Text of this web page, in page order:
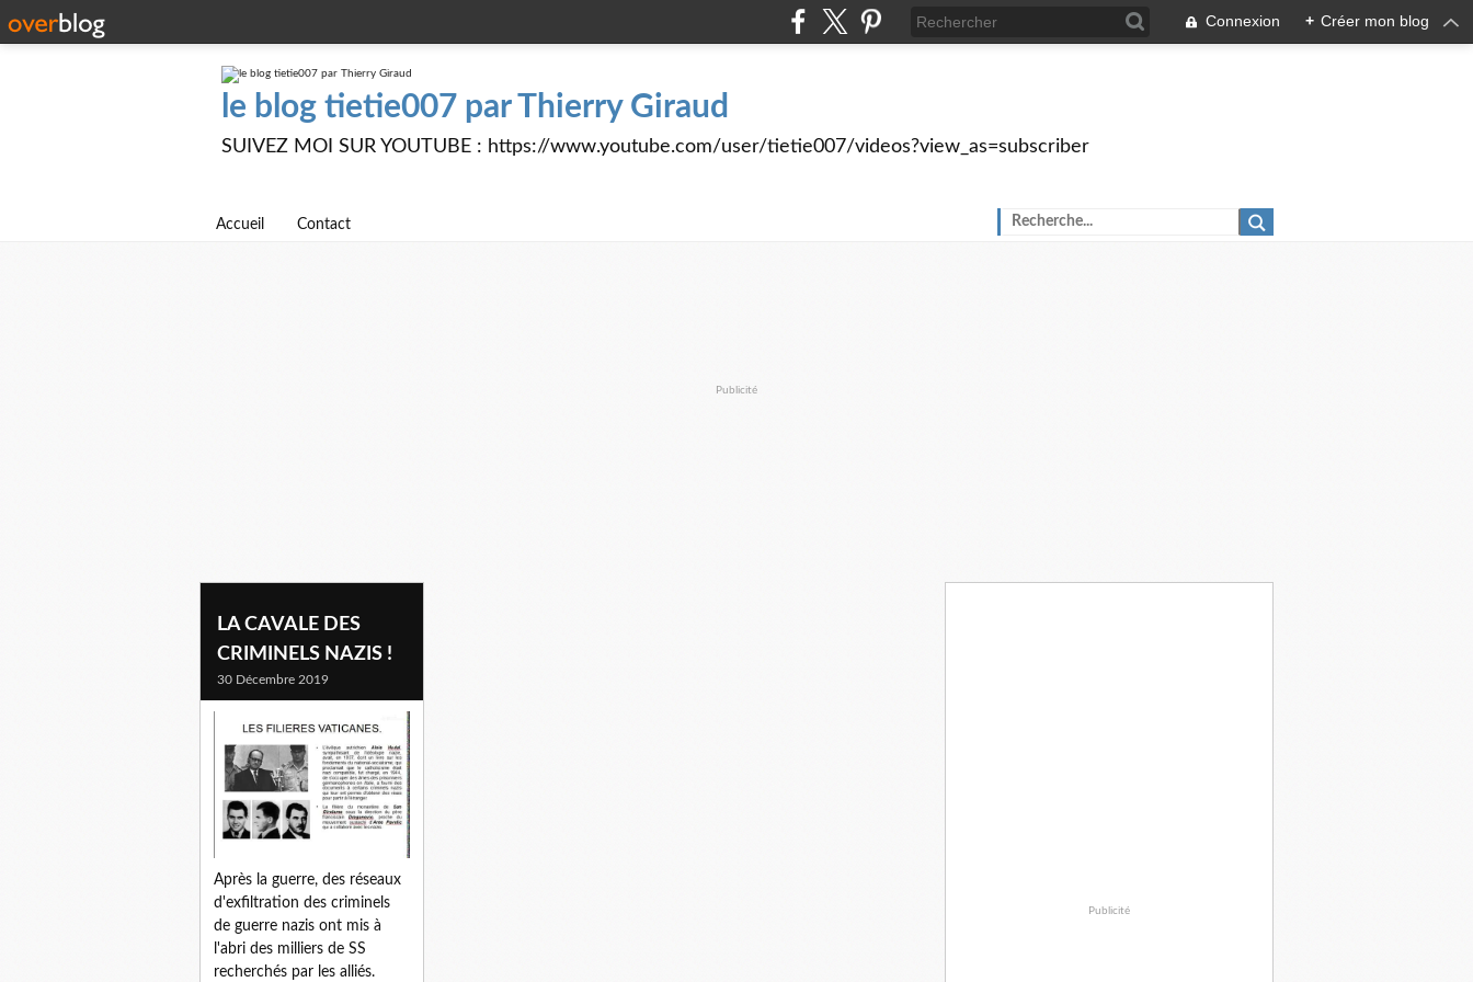
Connexion + Créer mon blog
le blog tietie007 par Thierry Giraud
SUIVEZ MOI SUR YOUTUBE : https://www.youtube.com/user/tietie007/videos?view_as=subscriber
Accueil Contact
Publicité
treblinka
LA CAVALE DES
CRIMINELS NAZIS !
30 Décembre 2019
Après la guerre, des réseaux
d'exfiltration des criminels
de guerre nazis ont mis à
l'abri des milliers de SS
recherchés par les alliés.
Publicité